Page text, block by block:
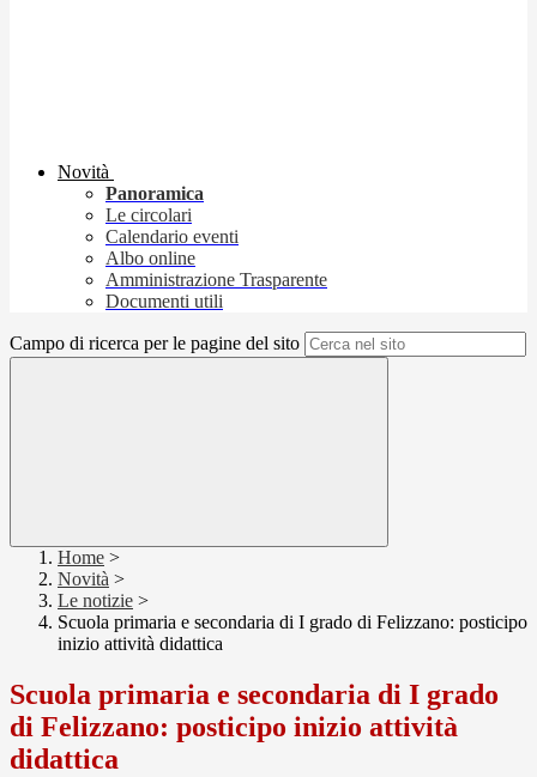
Novità
Panoramica
Le circolari
Calendario eventi
Albo online
Amministrazione Trasparente
Documenti utili
Campo di ricerca per le pagine del sito
Home >
Novità >
Le notizie >
Scuola primaria e secondaria di I grado di Felizzano: posticipo
inizio attività didattica
Scuola primaria e secondaria di I grado
di Felizzano: posticipo inizio attività
didattica